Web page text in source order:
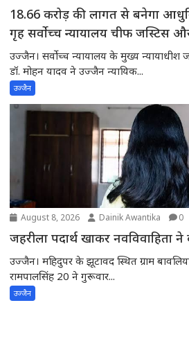
18.66 करोड़ की लागत से बनेगा
गृह सर्वोच्च न्यायालय चीफ जस्टिस
भूमिपूजन
उज्जैन। सर्वोच्च न्यायालय के मुख्य न्यायाधीश
डॉ. मोहन यादव ने उज्जैन न्यायिक...
उज्जैन
August 8, 2026 Dainik Awantika 0
जहरीला पदार्थ खाकर नवविवाहिता
उज्जैन। महिदुपर के झूटावद स्थित ग्राम
रामपालसिंह 20 ने गुरूवार...
उज्जैन